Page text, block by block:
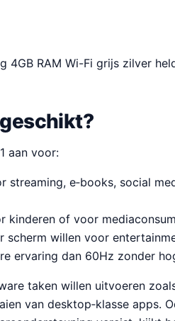
4GB RAM Wi-Fi grijs zilver
geschikt?
aan voor:
e‑books, social
kinderen of voor
willen voor
ervaring dan 60Hz zonder
taken willen uitvoeren
van desktop‑klasse apps.